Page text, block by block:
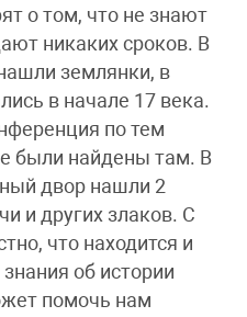
о том, что не знают
никаких сроков. В
землянки, в
в начале 17 века.
по тем
были найдены там. В
двор нашли 2
и других злаков. С
что находится и
об истории
помочь нам